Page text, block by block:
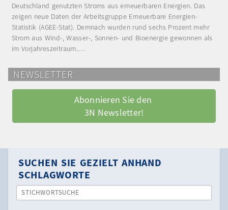
Deutschland genutzten Stroms aus erneuerbaren Energien. Das
zeigen neue Daten der Arbeitsgruppe Erneuerbare Energien-
Statistik (AGEE-Stat). Demnach wurden rund sechs Prozent mehr
Strom aus Wind-, Wasser-, Sonnen- und Bioenergie gewonnen als
im Vorjahreszeitraum.…
NEWSLETTER
Abonnieren Sie den
3N Newsletter!
SUCHEN SIE GEZIELT ANHAND
SCHLAGWORTE
STICHWORTSUCHE